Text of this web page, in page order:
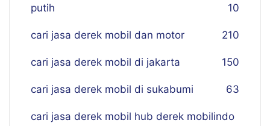
putih 10
cari jasa derek mobil dan motor 210
cari jasa derek mobil di jakarta 150
cari jasa derek mobil di sukabumi 63
cari jasa derek mobil hub derek mobilindo